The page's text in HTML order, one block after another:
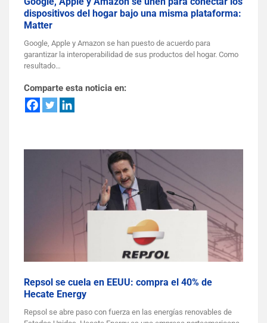
dispositivos del hogar bajo una misma plataforma:
Matter
Google, Apple y Amazon se han puesto de acuerdo para
garantizar la interoperabilidad de sus productos del hogar. Como
resultado…
Comparte esta noticia en:
Repsol se cuela en EEUU: compra el 40% de
Hecate Energy
Repsol se abre paso con fuerza en las energías renovables de